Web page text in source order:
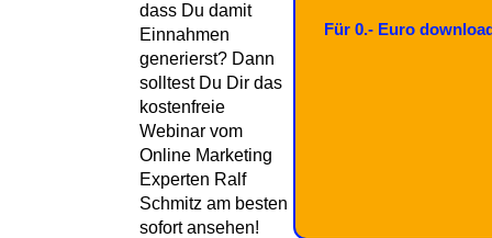
dass Du damit
Einnahmen
generierst? Dann
solltest Du Dir das
kostenfreie
Webinar vom
Online Marketing
Experten Ralf
Schmitz am besten
sofort ansehen!
Für 0.- Euro